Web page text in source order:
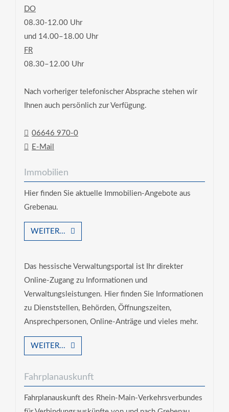
DO
08.30-12.00 Uhr
und 14.00–18.00 Uhr
FR
08.30–12.00 Uhr
Nach vorheriger telefonischer Absprache stehen wir
Ihnen auch persönlich zur Verfügung.
06646 970-0
E-Mail
Immobilien
Hier finden Sie aktuelle Immobilien-Angebote aus
Grebenau.
WEITER...
Das hessische Verwaltungsportal ist Ihr direkter
Online-Zugang zu Informationen und
Verwaltungsleistungen. Hier finden Sie Informationen
zu Dienststellen, Behörden, Öffnungszeiten,
Ansprechpersonen, Online-Anträge und vieles mehr.
WEITER...
Fahrplanauskunft
Fahrplanauskunft des Rhein-Main-Verkehrsverbundes